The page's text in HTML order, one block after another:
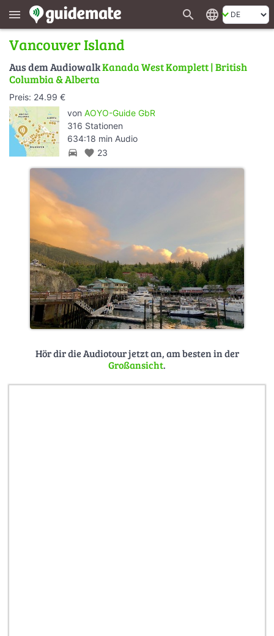
menu search language
Vancouver Island
Aus dem AudiowalkKanada West Komplett | British
Columbia & Alberta
Preis: 24.99 €
von AOYO-Guide GbR
316 Stationen
634:18 min Audio
directions_car favorite 23
Hör dir die Audiotour jetzt an, am besten in der
Großansicht.